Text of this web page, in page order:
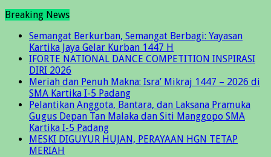
Breaking News
Semangat Berkurban, Semangat Berbagi: Yayasan
Kartika Jaya Gelar Kurban 1447 H
IFORTE NATIONAL DANCE COMPETITION INSPIRASI
DIRI 2026
Meriah dan Penuh Makna: Isra’ Mikraj 1447 – 2026 di
SMA Kartika I-5 Padang
Pelantikan Anggota, Bantara, dan Laksana Pramuka
Gugus Depan Tan Malaka dan Siti Manggopo SMA
Kartika I-5 Padang
MESKI DIGUYUR HUJAN, PERAYAAN HGN TETAP
MERIAH